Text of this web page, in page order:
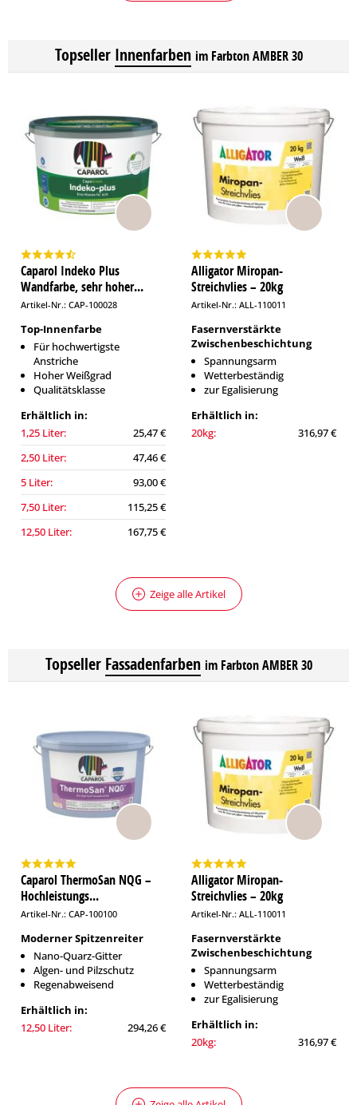
Topseller Innenfarben im Farbton AMBER 30
Caparol Indeko Plus
Wandfarbe, sehr hoher...
Artikel-Nr.: CAP-100028
Top-Innenfarbe
Für hochwertigste
Anstriche
Hoher Weißgrad
Qualitätsklasse
Erhältlich in:
1,25 Liter:
25,47 €
2,50 Liter:
47,46 €
5 Liter:
93,00 €
7,50 Liter:
115,25 €
12,50 Liter:
167,75 €
Alligator Miropan-
Streichvlies – 20kg
Artikel-Nr.: ALL-110011
Fasernverstärkte
Zwischenbeschichtung
Spannungsarm
Wetterbeständig
zur Egalisierung
Erhältlich in:
20kg:
316,97 €
Zeige alle Artikel
Topseller Fassadenfarben im Farbton AMBER 30
Caparol ThermoSan NQG –
Hochleistungs...
Artikel-Nr.: CAP-100100
Moderner Spitzenreiter
Nano-Quarz-Gitter
Algen- und Pilzschutz
Regenabweisend
Erhältlich in:
12,50 Liter:
294,26 €
Alligator Miropan-
Streichvlies – 20kg
Artikel-Nr.: ALL-110011
Fasernverstärkte
Zwischenbeschichtung
Spannungsarm
Wetterbeständig
zur Egalisierung
Erhältlich in:
20kg:
316,97 €